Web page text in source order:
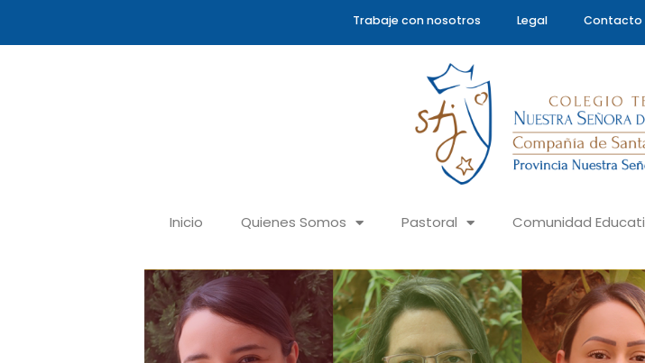
Trabaje con nosotros Legal Contacto
Inicio Quienes Somos Pastoral Comunidad